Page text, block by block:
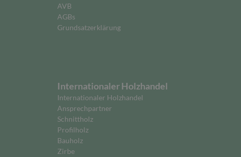
AVB
AGBs
Grundsatzerklärung
Internationaler Holzhandel
Internationaler Holzhandel
Ansprechpartner
Schnittholz
Profilholz
Bauholz
Zirbe